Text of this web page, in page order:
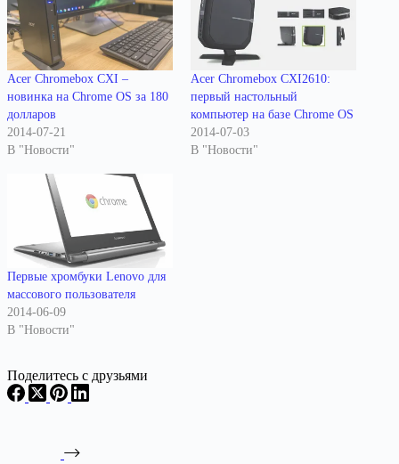
Acer Chromebox CXI –
новинка на Chrome OS за 180
долларов
2014-07-21
В "Новости"
Acer Chromebox CXI2610:
первый настольный
компьютер на базе Chrome OS
2014-07-03
В "Новости"
Первые хромбуки Lenovo для
массового пользователя
2014-06-09
В "Новости"
Поделитесь с друзьями